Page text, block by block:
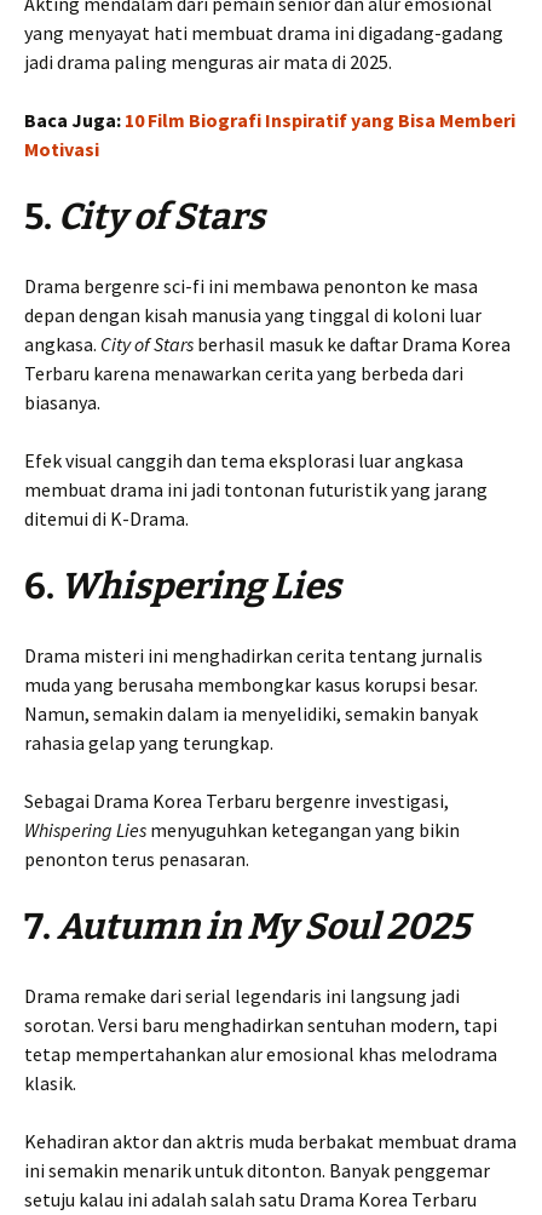
yang menyayat hati membuat drama ini digadang-gadang
jadi drama paling menguras air mata di 2025.
Baca Juga: 10 Film Biografi Inspiratif yang Bisa Memberi
Motivasi
5. City of Stars
Drama bergenre sci-fi ini membawa penonton ke masa
depan dengan kisah manusia yang tinggal di koloni luar
angkasa. City of Stars berhasil masuk ke daftar Drama Korea
Terbaru karena menawarkan cerita yang berbeda dari
biasanya.
Efek visual canggih dan tema eksplorasi luar angkasa
membuat drama ini jadi tontonan futuristik yang jarang
ditemui di K-Drama.
6. Whispering Lies
Drama misteri ini menghadirkan cerita tentang jurnalis
muda yang berusaha membongkar kasus korupsi besar.
Namun, semakin dalam ia menyelidiki, semakin banyak
rahasia gelap yang terungkap.
Sebagai Drama Korea Terbaru bergenre investigasi,
Whispering Lies menyuguhkan ketegangan yang bikin
penonton terus penasaran.
7.Autumn in My Soul 2025
Drama remake dari serial legendaris ini langsung jadi
sorotan. Versi baru menghadirkan sentuhan modern, tapi
tetap mempertahankan alur emosional khas melodrama
klasik.
Kehadiran aktor dan aktris muda berbakat membuat drama
ini semakin menarik untuk ditonton. Banyak penggemar
setuju kalau ini adalah salah satu Drama Korea Terbaru